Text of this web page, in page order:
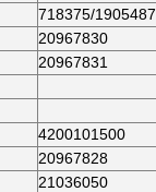
718375/1905487
20967830
20967831
4200101500
20967828
21036050